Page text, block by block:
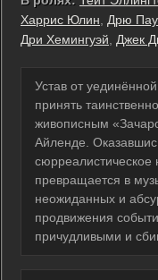
Харрис Юлин
Дрю
Дри Хемингуэй
Джек
Устав от
принять
живописным
Айленде.
превращается в
неожиданных и
продвижения
причудливыми и